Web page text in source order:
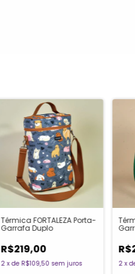
Térmica FORTALEZA Porta-
Garrafa Duplo
R$219,00
2 xde R$109,50 sem juros 2 x